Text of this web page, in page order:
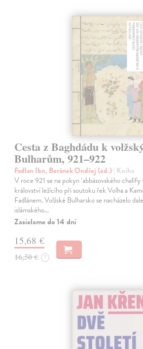
Cesta z Baghdádu k
Bulharům, 921–922
Fadlan Ibn, Beránek Ondřej (ed.)| Kniha
V roce 921 se na pokyn ‘abbásovského
království ležícího při soutoku řek Volha a
Fadlánem. Volžské Bulharsko se nacházelo
islámského…
Zasielame do 14 dní
15,68 €
16,50 € ?